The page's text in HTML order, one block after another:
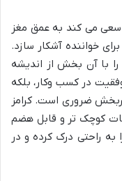
سعی می کند به عمق مغز
خواننده آشکار سازد.
را با آن بخش از اندیشه
در کسب وکار، بلکه
ضروری است. کرامز
کوچک تر و قابل هضم
به راحتی درک کرده و در